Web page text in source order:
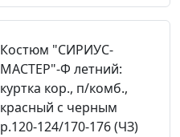
Костюм "СИРИУС-
МАСТЕР"-Ф летний:
куртка кор., п/комб.,
красный с черным
р.120-124/170-176 (ЧЗ)